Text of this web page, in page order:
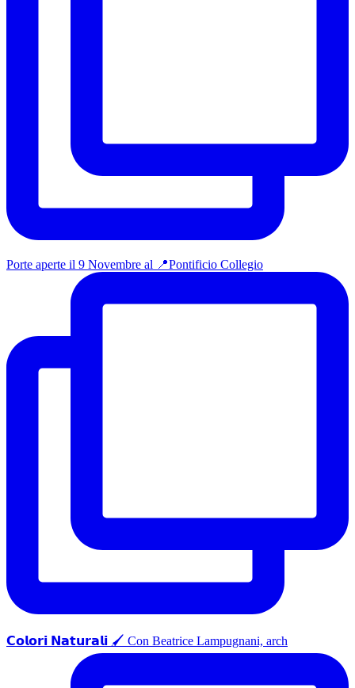
Porte aperte il 9 Novembre al 📍Pontificio Collegio
𝗖𝗼𝗹𝗼𝗿𝗶 𝗡𝗮𝘁𝘂𝗿𝗮𝗹𝗶 🖌️ Con Beatrice Lampugnani, arch